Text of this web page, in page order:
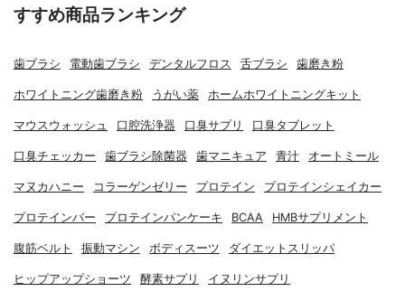
すすめ商品ランキング
歯ブラシ 電動歯ブラシ デンタルフロス 舌ブラシ 歯磨き粉
ホワイトニング歯磨き粉 うがい薬 ホームホワイトニングキット
マウスウォッシュ 口腔洗浄器 口臭サプリ 口臭タブレット
口臭チェッカー 歯ブラシ除菌器 歯マニキュア 青汁 オートミール
マヌカハニー コラーゲンゼリー プロテイン プロテインシェイカー
プロテインバー プロテインパンケーキ BCAA HMBサプリメント
腹筋ベルト 振動マシン ボディスーツ ダイエットスリッパ
ヒップアップショーツ 酵素サプリ イヌリンサプリ